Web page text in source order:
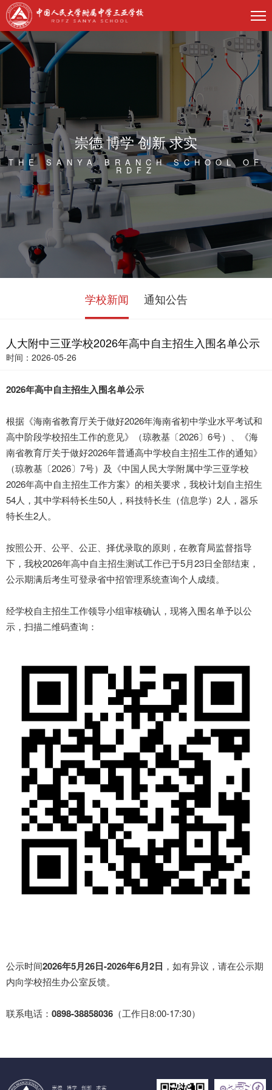
崇德 博学 创新 求实
THE SANYA BRANCH SCHOOL OF
RDFZ
学校新闻 通知公告
人大附中三亚学校2026年高中自主招生入围名单公示
时间：2026-05-26
2026年高中自主招生入围名单公示
根据《海南省教育厅关于做好2026年海南省初中学业水平考试和
高中阶段学校招生工作的意见》（琼教基〔2026〕6号）、《海
南省教育厅关于做好2026年普通高中学校自主招生工作的通知》
（琼教基〔2026〕7号）及《中国人民大学附属中学三亚学校
2026年高中自主招生工作方案》的相关要求，我校计划自主招生
54人，其中学科特长生50人，科技特长生（信息学）2人，器乐
特长生2人。
按照公开、公平、公正、择优录取的原则，在教育局监督指导
下，我校2026年高中自主招生测试工作已于5月23日全部结束，
公示期满后考生可登录省中招管理系统查询个人成绩。
经学校自主招生工作领导小组审核确认，现将入围名单予以公
示，扫描二维码查询：
公示时间2026年5月26日-2026年6月2日 ，如有异议，请在公示期
内向学校招生办公室反馈。
联系电话： 0898-38858036 （工作日8:00-17:30）